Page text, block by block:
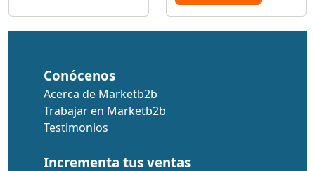
Conócenos
Acerca de Marketb2b
Trabajar en Marketb2b
Testimonios
Incrementa tus ventas